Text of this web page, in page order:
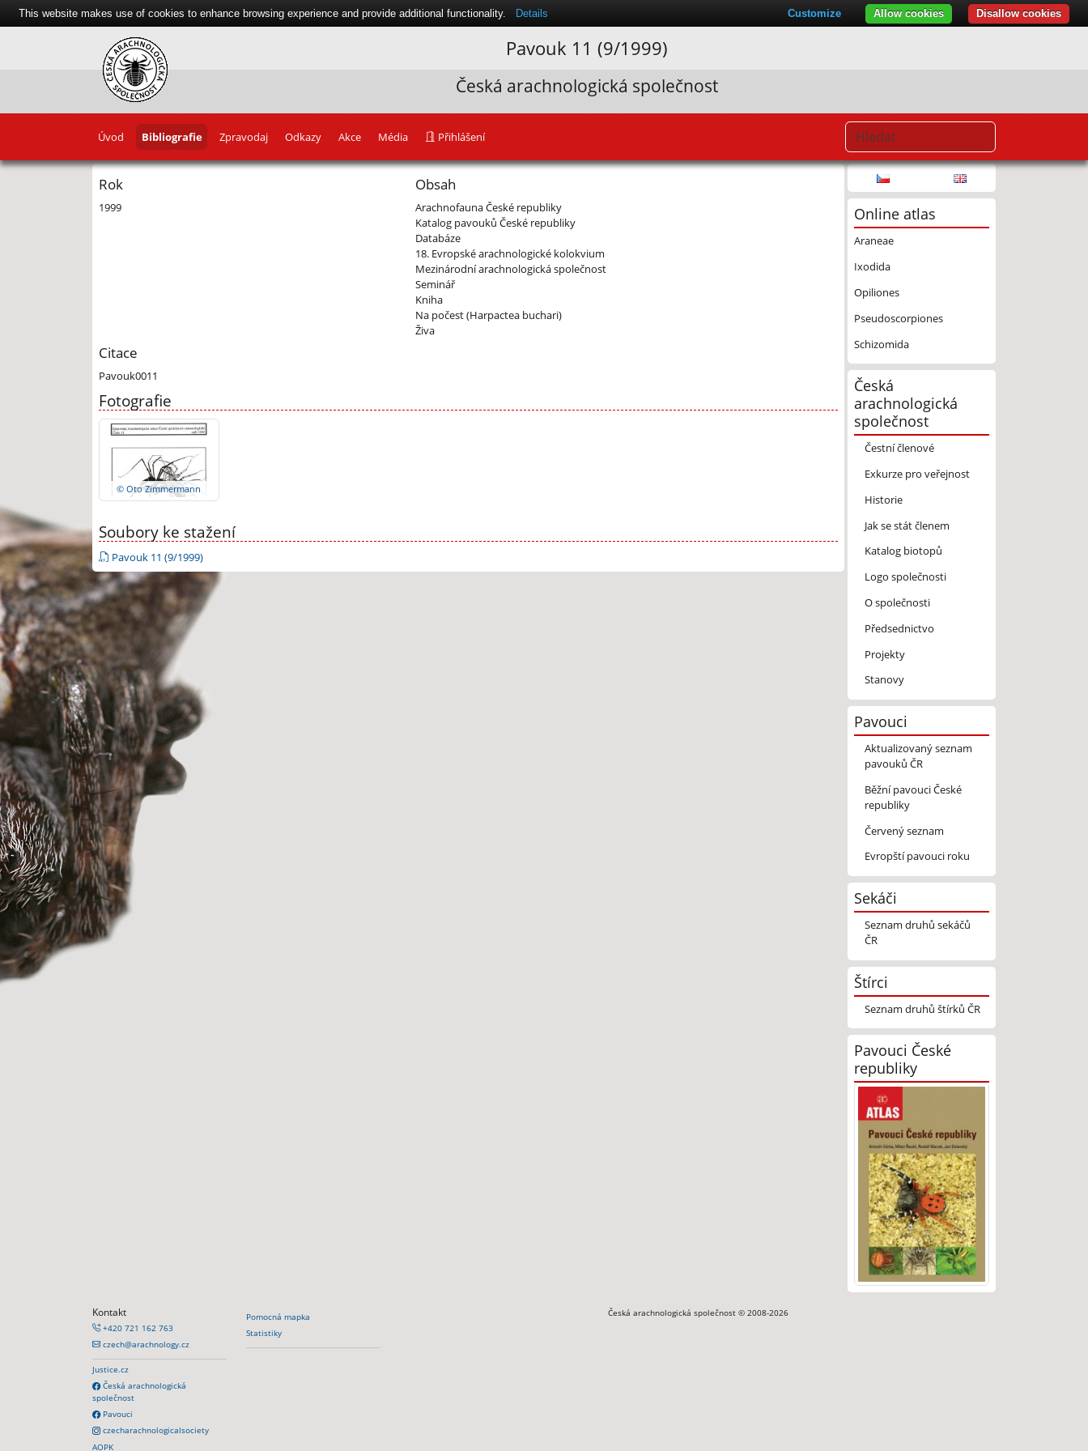
Pavouk 11 (9/1999)
Česká arachnologická společnost
Úvod Bibliografie Zpravodaj Odkazy Akce Média Přihlášení
Rok
1999
Obsah
Arachnofauna České republiky
Katalog pavouků České republiky
Databáze
18. Evropské arachnologické kolokvium
Mezinárodní arachnologická společnost
Seminář
Kniha
Na počest (Harpactea buchari)
Živa
Citace
Pavouk0011
Fotografie
© Oto Zimmermann
Soubory ke stažení
Pavouk 11 (9/1999)
Online atlas
Araneae
Ixodida
Opiliones
Pseudoscorpiones
Schizomida
Česká
arachnologická
společnost
Čestní členové
Exkurze pro veřejnost
Historie
Jak se stát členem
Katalog biotopů
Logo společnosti
O společnosti
Předsednictvo
Projekty
Stanovy
Pavouci
Aktualizovaný seznam
pavouků ČR
Běžní pavouci České
republiky
Červený seznam
Evropští pavouci roku
Sekáči
Seznam druhů sekáčů
ČR
Štírci
Seznam druhů štírků ČR
Pavouci České
republiky
Kontakt
+420 721 162 763
czech@arachnology.cz
Justice.cz
Česká arachnologická
společnost
Pavouci
czecharachnologicalsociety
AOPK
Pomocná mapka
Statistiky
Česká arachnologická společnost © 2008-2026
This website makes use of cookies to enhance browsing experience and provide additional functionality. Details Disallow cookies
Allow cookies
Customize